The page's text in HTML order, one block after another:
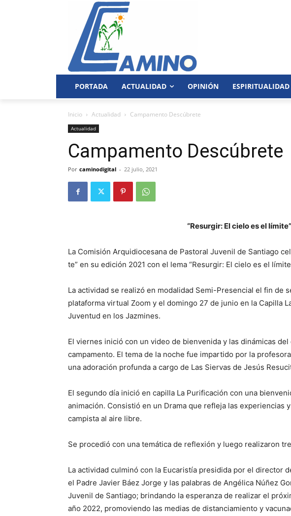
PORTADA ACTUALIDAD OPINIÓN ESPIRITUALIDAD
Inicio Actualidad Campamento Descúbrete
Actualidad
Campamento Descúbrete
Por caminodigital - 22 julio, 2021
“Resurgir: El cielo es el límite”
La Comisión Arquidiocesana de Pas­toral Juvenil de San­tiago
te” en su edición 2021 con el lema “Re­sur­gir: El cielo es el
La actividad se realizó en modalidad Semi-Presencial el fin de
plataforma virtual Zoom y el do­mingo 27 de junio en la Capilla
Juventud en los Jazmines.
El viernes inició con un video de bienvenida y las dinámicas
campamento. El tema de la noche fue impartido por la
una adora­ción profunda a cargo de Las Siervas de Jesús
El segundo día inició en capilla La Puri­ficación con una
anima­ción. Consistió en un Drama que refleja las experiencias
campista al aire libre.
Se procedió con una temática de refle­xión y luego realiza­ron
La actividad cul­minó con la Eucaris­tía presidida por el director
el Padre Javier Báez Jorge y las palabras de Angélica Núñez
Juvenil de Santiago; brindando la esperanza de realizar el
año 2022, promoviendo las me­dias de distancia­miento y